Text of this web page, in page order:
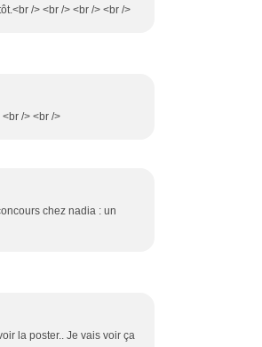
/> <br /> <br /> <br />
/> <br />
chez nadia : un
la poster.. Je vais voir ça